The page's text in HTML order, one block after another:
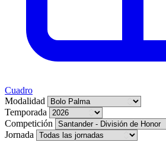
Cuadro
Modalidad
Temporada
Competición
Jornada